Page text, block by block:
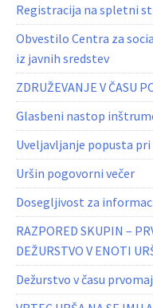
Registracija na spletni
Obvestilo Centra za
iz javnih sredstev
ZDRUŽEVANJE V ČASU
Glasbeni nastop
Uveljavljanje popusta
Uršin pogovorni večer
Dosegljivost za
RAZPORED SKUPIN –
DEŽURSTVO V ENOTI
Dežurstvo v času